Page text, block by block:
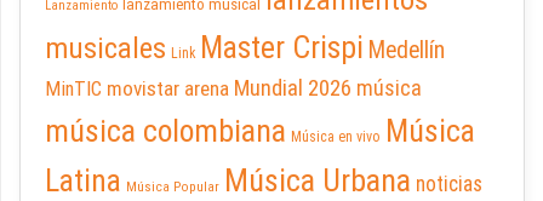
Lanzamiento lanzamiento musical
musicales Link Master Crispi Medellín
MinTIC movistar arena Mundial 2026 música
música colombiana Música en vivo Música
Latina Música Popular Música Urbana noticias